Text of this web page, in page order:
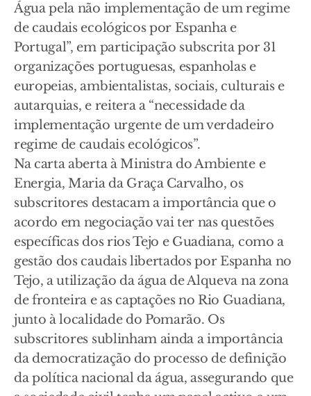
Água pela não implementação de um regime
de caudais ecológicos por Espanha e
Portugal”, em participação subscrita por 31
organizações portuguesas, espanholas e
europeias, ambientalistas, sociais, culturais e
autarquias, e reitera a “necessidade da
implementação urgente de um verdadeiro
regime de caudais ecológicos”.
Na carta aberta à Ministra do Ambiente e
Energia, Maria da Graça Carvalho, os
subscritores destacam a importância que o
acordo em negociação vai ter nas questões
específicas dos rios Tejo e Guadiana, como a
gestão dos caudais libertados por Espanha no
Tejo, a utilização da água de Alqueva na zona
de fronteira e as captações no Rio Guadiana,
junto à localidade do Pomarão. Os
subscritores sublinham ainda a importância
da democratização do processo de definição
da política nacional da água, assegurando que